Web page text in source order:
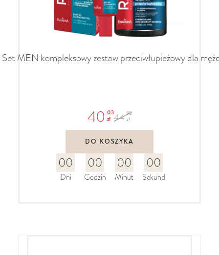
MEN kompleksowy zestaw przeciwłupieżowy dla
40 03
zł 44 98
zł
DO KOSZYKA
00
Dni
00
Godzin
00
Minut
00
Sekund